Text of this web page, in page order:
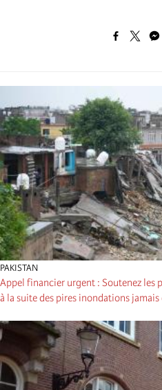
PAKISTAN
Appel financier urgent : Soutenez les
à la suite des pires inondations